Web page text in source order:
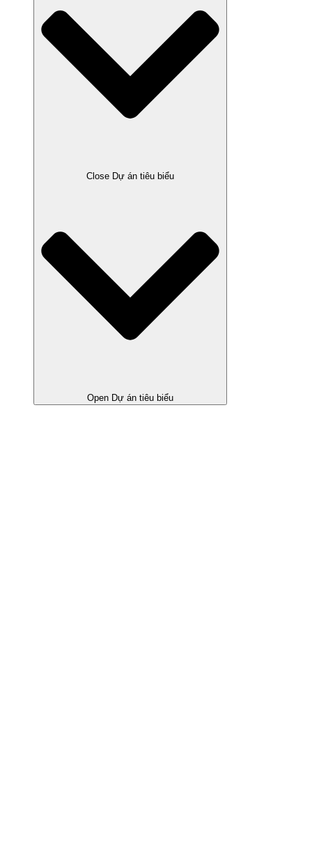
Close Dự án tiêu biểu
Open Dự án tiêu biểu